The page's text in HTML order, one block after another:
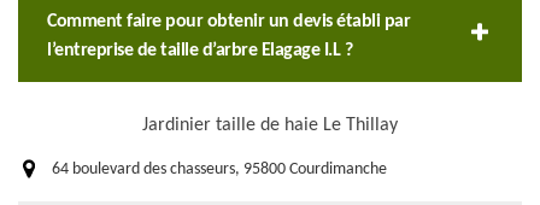
Comment faire pour obtenir un devis établi par
l’entreprise de taille d’arbre Elagage I.L ?
Jardinier taille de haie Le Thillay
64 boulevard des chasseurs, 95800 Courdimanche